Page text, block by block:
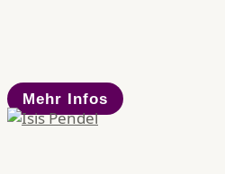
Mehr Infos